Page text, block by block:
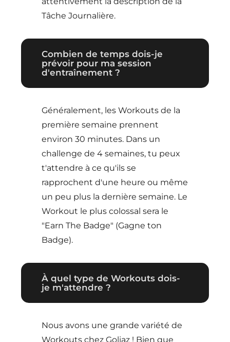
Tâche Journalière.
Combien de temps dois-je
prévoir pour ma session
d'entraînement ?
Généralement, les Workouts de la
première semaine prennent
environ 30 minutes. Dans un
challenge de 4 semaines, tu peux
t'attendre à ce qu'ils se
rapprochent d'une heure ou même
un peu plus la dernière semaine. Le
Workout le plus colossal sera le
"Earn The Badge" (Gagne ton
Badge).
À quel type de Workouts dois-
je m'attendre ?
Nous avons une grande variété de
Workouts chez Goliaz ! Bien que